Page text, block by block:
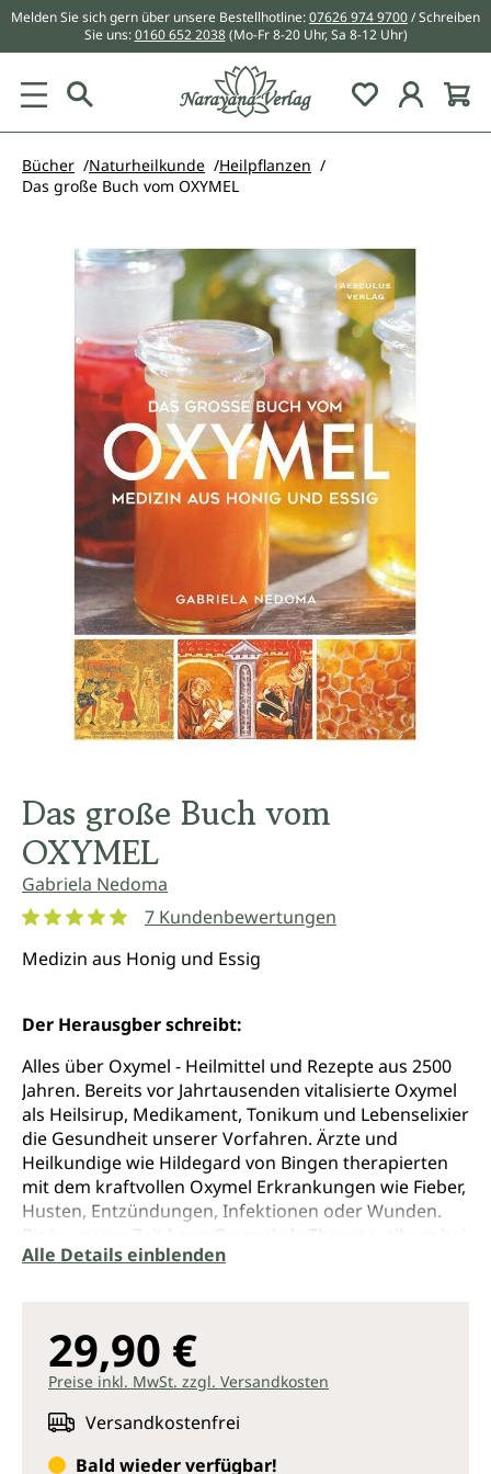
springen
Melden Sie sich gern über unsere Bestellhotline:07626 974 9700/ Schreiben
Sie uns:0160 652 2038 (Mo-Fr 8-20 Uhr, Sa 8-12 Uhr)
Du hast 0
Bücher Naturheilkunde
Heilpflanzen
Das große Buch vom OXYMEL
Bildergalerie überspringen
Das große Buch vom
OXYMEL
Gabriela Nedoma
7 Kundenbewertungen
Medizin aus Honig und Essig
Der Herausgber schreibt:
Alles über Oxymel - Heilmittel und Rezepte aus 2500
Jahren. Bereits vor Jahrtausenden vitalisierte Oxymel
als Heilsirup, Medikament, Tonikum und Lebenselixier
die Gesundheit unserer Vorfahren. Ärzte und
Heilkundige wie Hildegard von Bingen therapierten
mit dem kraftvollen Oxymel Erkrankungen wie Fieber,
Husten, Entzündungen, Infektionen oder Wunden.
Leber-Galle-Beschwerden, Magen-Darm-
werden. Auch als Detox-Mittel zum Entgiften der
Organe, als Isotonikum beim Sport oder als
vollwertiger Gesundheitstdrink bringt Oxymel neue
Alle Details einblenden
29,90 €
Preise inkl. MwSt. zzgl. Versandkosten
Versandkostenfrei
Bald wieder verfügbar!